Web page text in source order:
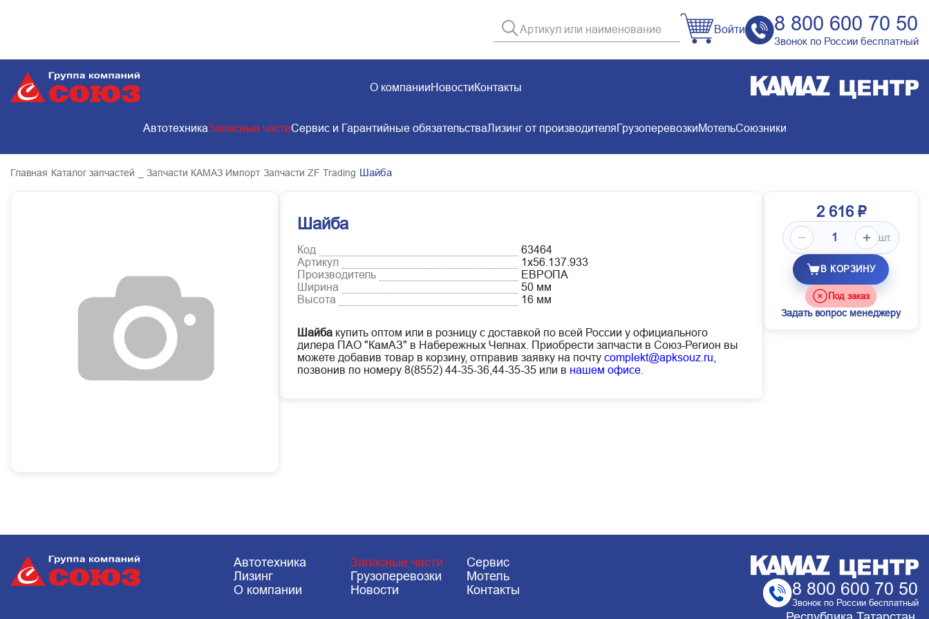
Войти 8 800 600 70 50
Звонок по России бесплатный
О компанииНовостиКонтакты
АвтотехникаЗапасные частиСервис и Гарантийные обязательстваЛизинг от производителяГрузоперевозкиМотельСоюзники
Главная Каталог запчастей _ Запчасти КАМАЗ Импорт Запчасти ZF Trading Шайба
Шайба
Код
63464
Артикул
1х56.137.933
Производитель
ЕВРОПА
Ширина
50 мм
Высота
16 мм
Шайба купить оптом или в розницу с доставкой по всей России у официального
дилера ПАО "КамАЗ" в Набережных Челнах. Приобрести запчасти в Союз-Регион вы
можете добавив товар в корзину, отправив заявку на почту complekt@apksouz.ru,
позвонив по номеру 8(8552) 44-35-36,44-35-35 или в нашем офисе
2 616 ₽
шт.
В КОРЗИНУ
Под заказ
Задать вопрос менеджеру
Автотехника Запасные части
Сервис
Лизинг
Грузоперевозки
Мотель
О компании
Новости Контакты 8 800 600 70 50
Звонок по России бесплатный